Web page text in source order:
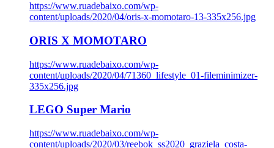
https://www.ruadebaixo.com/wp-
content/uploads/2020/04/oris-x-momotaro-13-335x256.jpg
ORIS X MOMOTARO
https://www.ruadebaixo.com/wp-
content/uploads/2020/04/71360_lifestyle_01-fileminimizer-
335x256.jpg
LEGO Super Mario
https://www.ruadebaixo.com/wp-
content/uploads/2020/03/reebok_ss2020_graziela_costa-